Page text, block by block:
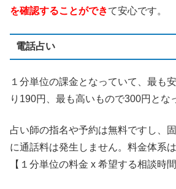
を確認することができて安心です。
電話占い
１分単位の課金となっていて、最も
り190円、最も高いもので300円とな
占い師の指名や予約は無料ですし、
に通話料は発生しません。料金体系
【１分単位の料金 x 希望する相談時